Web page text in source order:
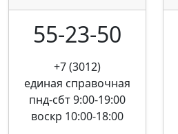
55-23-50
+7 (3012)
единая справочная
пнд-сбт 9:00-19:00
воскр 10:00-18:00